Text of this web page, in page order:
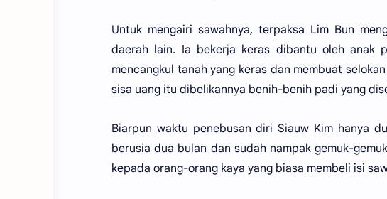
Untuk mengairi sawahnya, terpaksa Lim Bun
daerah lain. Ia bekerja keras dibantu oleh anak
mencangkul tanah yang keras dan membuat
sisa uang itu dibelikannya benih-benih padi yang
Biarpun waktu penebusan diri Siauw Kim hanya
berusia dua bulan dan sudah nampak gemuk-
kepada orang-orang kaya yang biasa membeli isi